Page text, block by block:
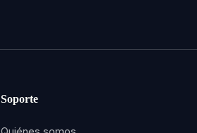
Soporte